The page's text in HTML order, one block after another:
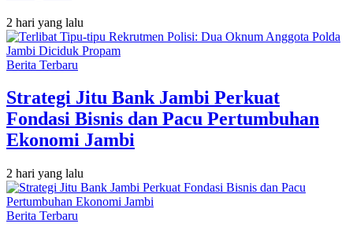
2 hari yang lalu
Berita Terbaru
Strategi Jitu Bank Jambi Perkuat
Fondasi Bisnis dan Pacu Pertumbuhan
Ekonomi Jambi
2 hari yang lalu
Berita Terbaru